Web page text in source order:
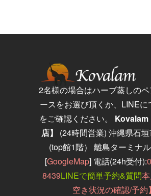
2名様の場合はハーブ蒸しの
ースをお選び頂くか、LINEに
をご確認ください。 Kovalam
店】
(24時間営業) 沖縄県石
(top館1階） 離島ターミナ
[GoogleMap] 電話(24h受付):
8439LINEで簡単予約&質問
空き状況の確認/予約】